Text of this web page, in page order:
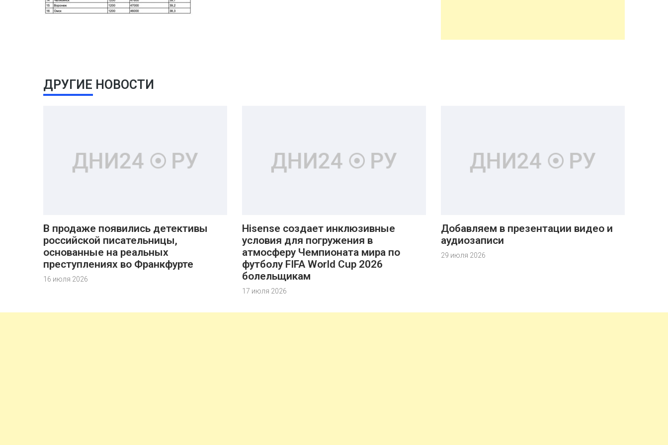
ДРУГИЕ НОВОСТИ
В продаже появились детективы
российской писательницы,
основанные на реальных
преступлениях во Франкфурте
16 июля 2026
Hisense создает инклюзивные
условия для погружения в
атмосферу Чемпионата мира по
футболу FIFA World Cup 2026
болельщикам
17 июля 2026
Добавляем в презентации видео и
аудиозаписи
29 июля 2026